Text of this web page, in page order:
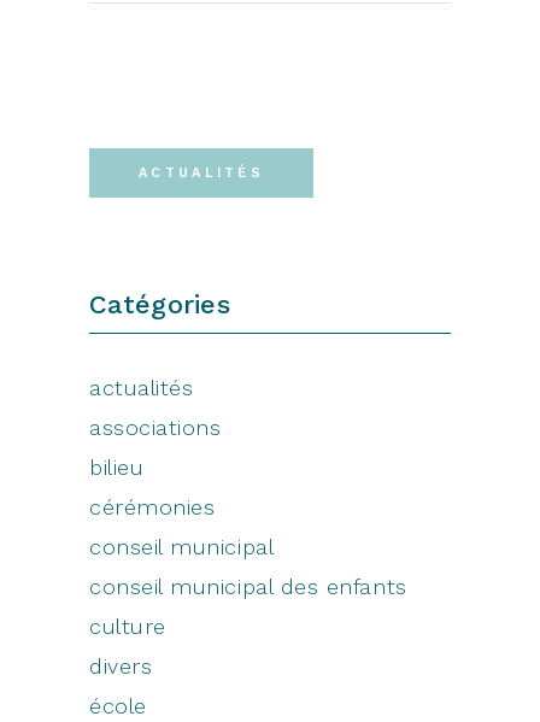
ACTUALITÉS
Catégories
actualités
associations
bilieu
cérémonies
conseil municipal
conseil municipal des enfants
culture
divers
école